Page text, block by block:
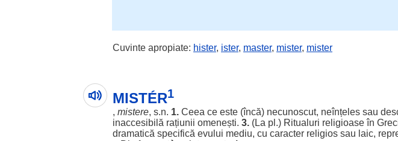
Cuvinte apropiate: hister, ister, master, mister, mister
MISTÉR1
, mistere, s.n. 1. Ceea ce este (încă) necunoscut, neînțeles sau
inaccesibilă rațiunii omenești. 3. (La pl.) Ritualuri religioaseîn
dramatică specifică evului mediu, cu caracter religios sau laic,